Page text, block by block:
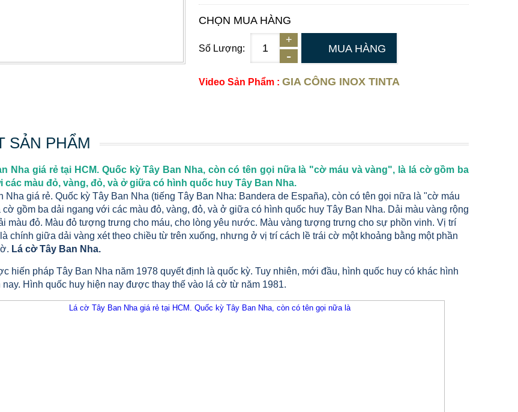
CHỌN MUA HÀNG
Số Lượng: MUA HÀNG
Video Sản Phẩm : GIA CÔNG INOX TINTA
SẢN PHẨM
Nha giá rẻ tại HCM. Quốc kỳ Tây Ban Nha, còn có tên gọi nữa là "cờ máu và vàng", là lá cờ gồm ba
các màu đỏ, vàng, đỏ, và ở giữa có hình quốc huy Tây Ban Nha.
Nha giá rẻ. Quốc kỳ Tây Ban Nha (tiếng Tây Ban Nha: Bandera de España), còn có tên gọi nữa là "cờ máu
cờ gồm ba dải ngang với các màu đỏ, vàng, đỏ, và ở giữa có hình quốc huy Tây Ban Nha. Dải màu vàng rộng
màu đỏ. Màu đỏ tượng trưng cho máu, cho lòng yêu nước. Màu vàng tượng trưng cho sự phồn vinh. Vị trí
chính giữa dải vàng xét theo chiều từ trên xuống, nhưng ở vị trí cách lề trái cờ một khoảng bằng một phần
Lá cờ Tây Ban Nha.
hiến pháp Tây Ban Nha năm 1978 quyết định là quốc kỳ. Tuy nhiên, mới đầu, hình quốc huy có khác hình
nay. Hình quốc huy hiện nay được thay thế vào lá cờ từ năm 1981.